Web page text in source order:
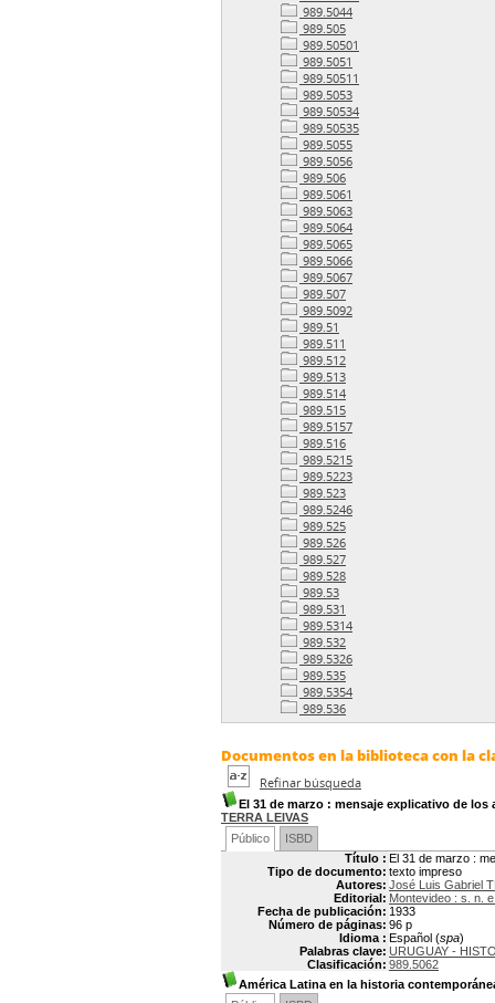
989.5044
989.505
989.50501
989.5051
989.50511
989.5053
989.50534
989.50535
989.5055
989.5056
989.506
989.5061
989.5063
989.5064
989.5065
989.5066
989.5067
989.507
989.5092
989.51
989.511
989.512
989.513
989.514
989.515
989.5157
989.516
989.5215
989.5223
989.523
989.5246
989.525
989.526
989.527
989.528
989.53
989.531
989.5314
989.532
989.5326
989.535
989.5354
989.536
Documentos en la biblioteca con la
Refinar búsqueda
El 31 de marzo : mensaje explicativo de los
TERRA LEIVAS
Público
ISBD
Título : El 31 de marzo :
Tipo de documento: texto impreso
Autores: José Luis Gabriel
Editorial: Montevideo : s. n.
Fecha de publicación: 1933
Número de páginas: 96 p
Idioma : Español (spa)
Palabras clave: URUGUAY -
Clasificación: 989.5062
América Latina en la historia